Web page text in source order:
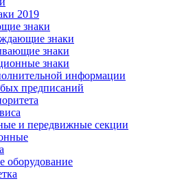
2019
знаки
знаки
знаки
знаки
информации
предписаний
и передвижные секции
оборудование